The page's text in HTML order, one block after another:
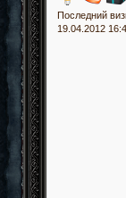
Последний
19.04.2012